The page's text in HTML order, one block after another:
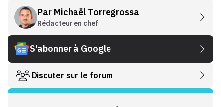
Par Michaël Torregrossa
Rédacteur en chef
S'abonner à Google
Discuter sur le forum